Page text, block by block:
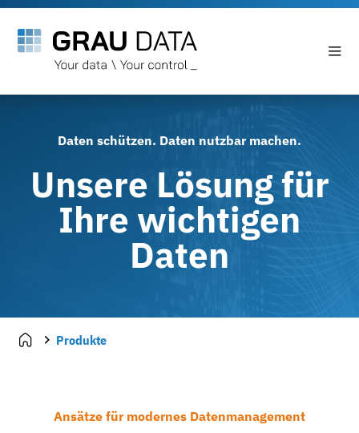
Daten schützen. Daten nutzbar machen.
Unsere Lösung für
Ihre wichtigen
Daten
Produkte
Ansätze für modernes Datenmanagement